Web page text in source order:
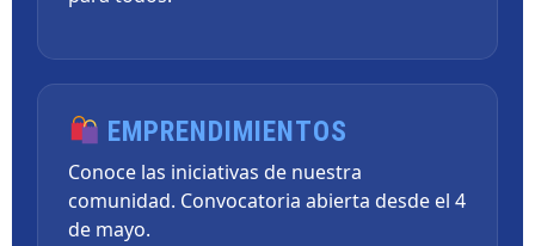
EMPRENDIMIENTOS
Conoce las iniciativas de nuestra
comunidad. Convocatoria abierta desde el 4
de mayo.